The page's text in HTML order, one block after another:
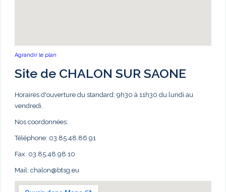
Agrandir le plan
Site de CHALON SUR SAONE
Horaires d'ouverture du standard: 9h30 à 11h30 du lundi au
vendredi.
Nos coordonnées:
Téléphone: 03.85.48.86.91
Fax: 03.85.48.98.10
Mail: chalon@btsg.eu